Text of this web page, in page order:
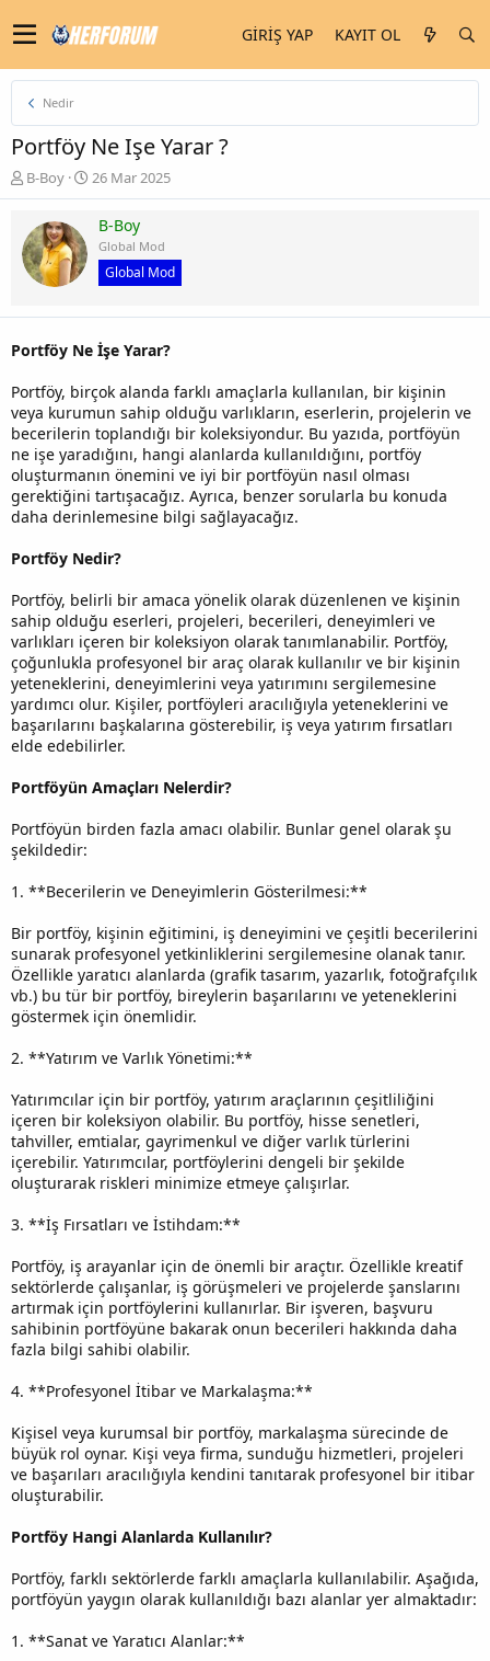
GIRIŞ YAP KAYIT OL
Nedir
Portföy Ne Işe Yarar ?
K
o
u
y
u
a
l
t
a
n
B-Boy
B
a
ı
t
r
i
h
i
26 Mar 2025
B-Boy
Global Mod
Global Mod
Portföy Ne İşe Yarar?
Portföy, birçok alanda farklı amaçlarla kullanılan, bir kişinin
veya kurumun sahip olduğu varlıkların, eserlerin, projelerin ve
becerilerin toplandığı bir koleksiyondur. Bu yazıda, portföyün
ne işe yaradığını, hangi alanlarda kullanıldığını, portföy
oluşturmanın önemini ve iyi bir portföyün nasıl olması
gerektiğini tartışacağız. Ayrıca, benzer sorularla bu konuda
daha derinlemesine bilgi sağlayacağız.
Portföy Nedir?
Portföy, belirli bir amaca yönelik olarak düzenlenen ve kişinin
sahip olduğu eserleri, projeleri, becerileri, deneyimleri ve
varlıkları içeren bir koleksiyon olarak tanımlanabilir. Portföy,
çoğunlukla profesyonel bir araç olarak kullanılır ve bir kişinin
yeteneklerini, deneyimlerini veya yatırımını sergilemesine
yardımcı olur. Kişiler, portföyleri aracılığıyla yeteneklerini ve
başarılarını başkalarına gösterebilir, iş veya yatırım fırsatları
elde edebilirler.
Portföyün Amaçları Nelerdir?
Portföyün birden fazla amacı olabilir. Bunlar genel olarak şu
şekildedir:
1. **Becerilerin ve Deneyimlerin Gösterilmesi:**
Bir portföy, kişinin eğitimini, iş deneyimini ve çeşitli becerilerini
sunarak profesyonel yetkinliklerini sergilemesine olanak tanır.
Özellikle yaratıcı alanlarda (grafik tasarım, yazarlık, fotoğrafçılık
vb.) bu tür bir portföy, bireylerin başarılarını ve yeteneklerini
göstermek için önemlidir.
2. **Yatırım ve Varlık Yönetimi:**
Yatırımcılar için bir portföy, yatırım araçlarının çeşitliliğini
içeren bir koleksiyon olabilir. Bu portföy, hisse senetleri,
tahviller, emtialar, gayrimenkul ve diğer varlık türlerini
içerebilir. Yatırımcılar, portföylerini dengeli bir şekilde
oluşturarak riskleri minimize etmeye çalışırlar.
3. **İş Fırsatları ve İstihdam:**
Portföy, iş arayanlar için de önemli bir araçtır. Özellikle kreatif
sektörlerde çalışanlar, iş görüşmeleri ve projelerde şanslarını
artırmak için portföylerini kullanırlar. Bir işveren, başvuru
sahibinin portföyüne bakarak onun becerileri hakkında daha
fazla bilgi sahibi olabilir.
4. **Profesyonel İtibar ve Markalaşma:**
Kişisel veya kurumsal bir portföy, markalaşma sürecinde de
büyük rol oynar. Kişi veya firma, sunduğu hizmetleri, projeleri
ve başarıları aracılığıyla kendini tanıtarak profesyonel bir itibar
oluşturabilir.
Portföy Hangi Alanlarda Kullanılır?
Portföy, farklı sektörlerde farklı amaçlarla kullanılabilir. Aşağıda,
portföyün yaygın olarak kullanıldığı bazı alanlar yer almaktadır:
1. **Sanat ve Yaratıcı Alanlar:**